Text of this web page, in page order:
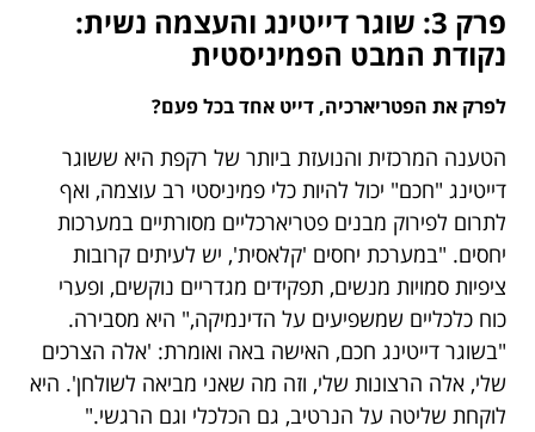
פרק 3: שוגר דייטינג והעצמה נשית:
נקודת המבט הפמיניסטית
לפרק את הפטריארכיה, דייט אחד בכל פעם?
הטענה המרכזית והנועזת ביותר של רקפת היא ששוגר
דייטינג "חכם" יכול להיות כלי פמיניסטי רב עוצמה, ואף
לתרום לפירוק מבנים פטריארכליים מסורתיים במערכות
יחסים. "במערכת יחסים 'קלאסית', יש לעיתים קרובות
ציפיות סמויות מנשים, תפקידים מגדריים נוקשים, ופערי
כוח כלכליים שמשפיעים על הדינמיקה," היא מסבירה.
"בשוגר דייטינג חכם, האישה באה ואומרת: 'אלה הצרכים
שלי, אלה הרצונות שלי, וזה מה שאני מביאה לשולחן'. היא
לוקחת שליטה על הנרטיב, גם הכלכלי וגם הרגשי."